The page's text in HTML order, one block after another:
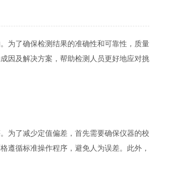
为了确保检测结果的准确性和可靠性，质量
因及解决方案，帮助检测人员更好地应对挑
为了减少定值偏差，首先需要确保仪器的校
遵循标准操作程序，避免人为误差。此外，